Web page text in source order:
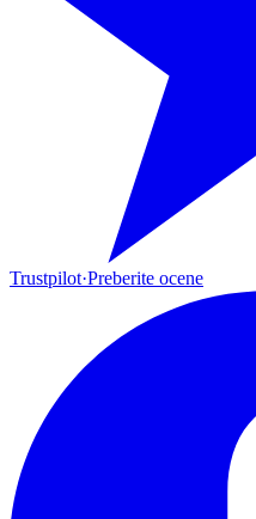
Trustpilot·Preberite ocene